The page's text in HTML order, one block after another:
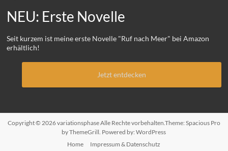
NEU: Erste Novelle
Seit kurzem ist meine erste Novelle "Ruf nach Meer" bei Amazon
erhältlich!
Jetzt entdecken
Copyright © 2026variationsphaseAlle Rechte vorbehalten.Theme: Spacious Pro
by ThemeGrill. Powered by:WordPress
Home
Impressum & Datenschutz